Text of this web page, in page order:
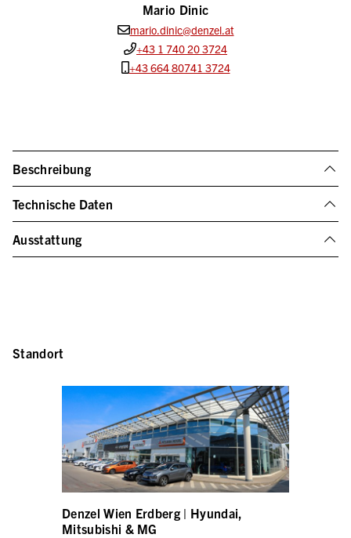
Mario Dinic
mario.dinic@denzel.at
+43 1 740 20 3724
+43 664 80741 3724
Beschreibung
Technische Daten
Ausstattung
Standort
Denzel Wien Erdberg | Hyundai,
Mitsubishi & MG